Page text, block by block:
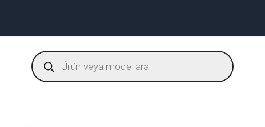
Products
search